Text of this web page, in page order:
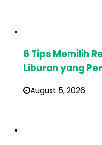
6 Tips Memilih
Liburan yang
August 5, 2026